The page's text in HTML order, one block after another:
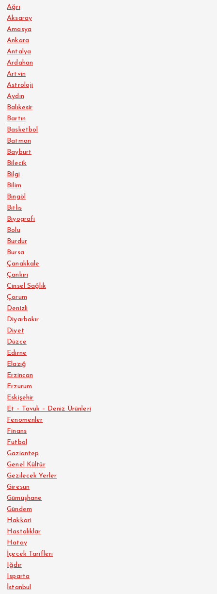
Ağrı
Aksaray
Amasya
Ankara
Antalya
Ardahan
Artvin
Astroloji
Aydın
Balıkesir
Bartın
Basketbol
Batman
Bayburt
Bilecik
Bilgi
Bilim
Bingöl
Bitlis
Biyografi
Bolu
Burdur
Bursa
Çanakkale
Çankırı
Cinsel Sağlık
Çorum
Denizli
Diyarbakır
Diyet
Düzce
Edirne
Elazığ
Erzincan
Erzurum
Eskişehir
Et – Tavuk – Deniz Ürünleri
Fenomenler
Finans
Futbol
Gaziantep
Genel Kültür
Gezilecek Yerler
Giresun
Gümüşhane
Gündem
Hakkari
Hastalıklar
Hatay
İçecek Tarifleri
Iğdır
Isparta
İstanbul